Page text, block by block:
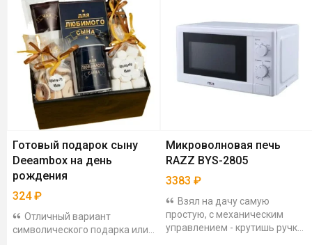
Готовый подарок сыну
Deeambox на день
рождения
324₽
Отличный вариант
символического подарка или
Микроволновая печь
RAZZ BYS-2805
3383 ₽
Взял на дачу самую
простую, с механическим
управлением - крутишь ручку